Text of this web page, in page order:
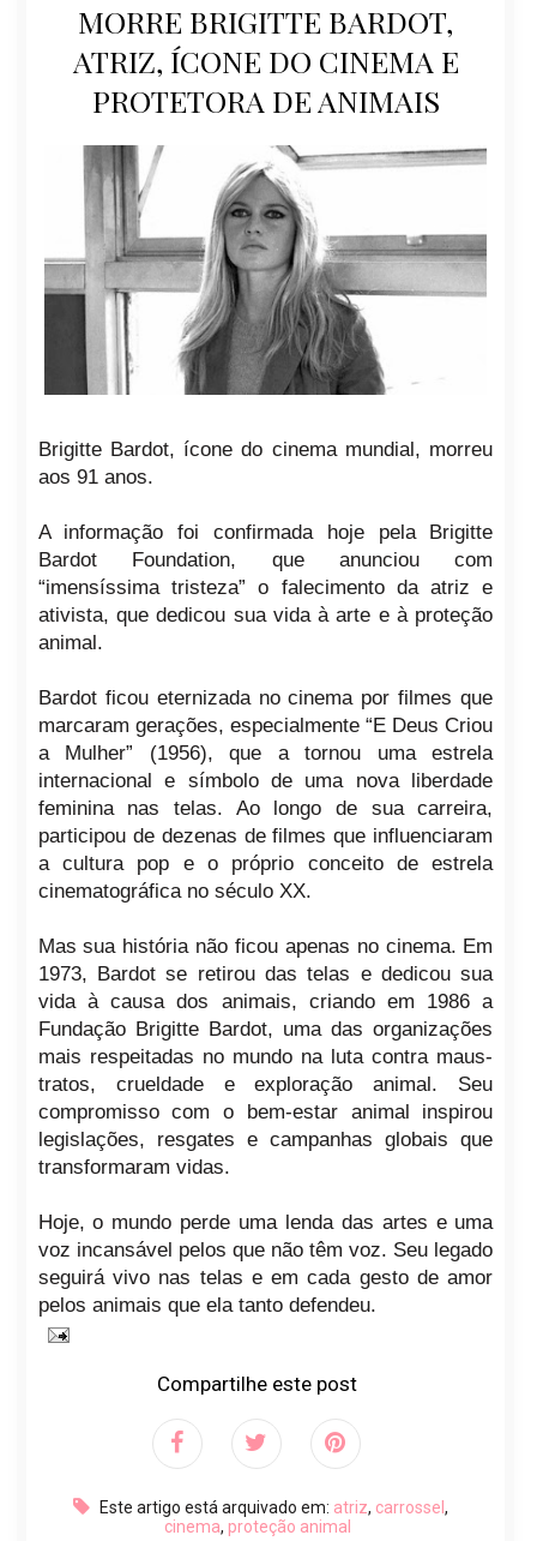
MORRE BRIGITTE BARDOT,
ATRIZ, ÍCONE DO CINEMA E
PROTETORA DE ANIMAIS
Brigitte Bardot, ícone do cinema mundial, morreu
aos 91 anos.
A informação foi confirmada hoje pela Brigitte
Bardot Foundation, que anunciou com
“imensíssima tristeza” o falecimento da atriz e
ativista, que dedicou sua vida à arte e à proteção
animal.
Bardot ficou eternizada no cinema por filmes que
marcaram gerações, especialmente “E Deus Criou
a Mulher” (1956), que a tornou uma estrela
internacional e símbolo de uma nova liberdade
feminina nas telas. Ao longo de sua carreira,
participou de dezenas de filmes que influenciaram
a cultura pop e o próprio conceito de estrela
cinematográfica no século XX.
Mas sua história não ficou apenas no cinema. Em
1973, Bardot se retirou das telas e dedicou sua
vida à causa dos animais, criando em 1986 a
Fundação Brigitte Bardot, uma das organizações
mais respeitadas no mundo na luta contra maus-
tratos, crueldade e exploração animal. Seu
compromisso com o bem-estar animal inspirou
legislações, resgates e campanhas globais que
transformaram vidas.
Hoje, o mundo perde uma lenda das artes e uma
voz incansável pelos que não têm voz. Seu legado
seguirá vivo nas telas e em cada gesto de amor
pelos animais que ela tanto defendeu.
Compartilhe este post
Este artigo está arquivado em: atriz, carrossel ,
cinema, proteção animal